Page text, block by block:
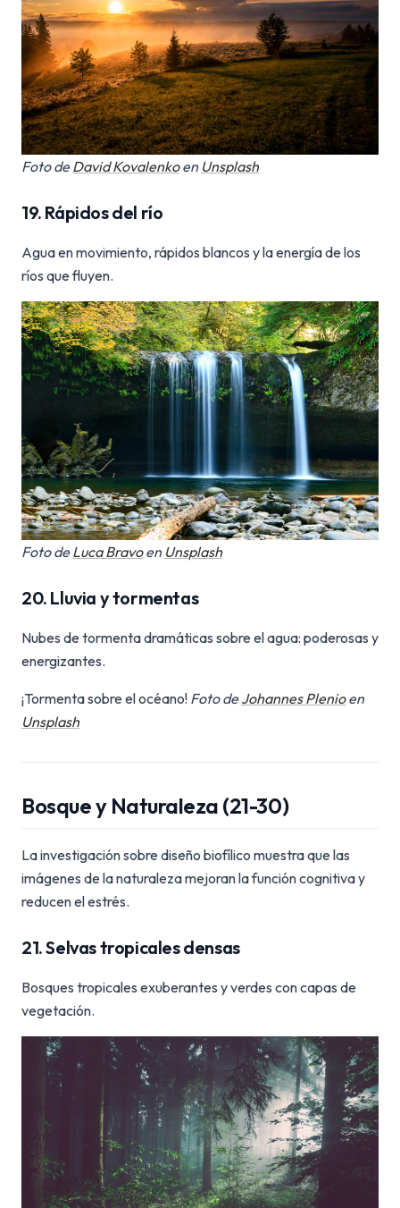
Foto deDavid Kovalenkoen Unsplash
19. Rápidos del río
Agua en movimiento, rápidos blancos y la energía de los
ríos que fluyen.
Foto deLuca Bravoen Unsplash
20. Lluvia y tormentas
Nubes de tormenta dramáticas sobre el agua: poderosas y
energizantes.
¡Tormenta sobre el océano! Foto deJohannes Plenioen
Unsplash
Bosque y Naturaleza (21-30)
La investigación sobre diseño biofílico muestra que las
imágenes de la naturaleza mejoran la función cognitiva y
reducen el estrés.
21. Selvas tropicales densas
Bosques tropicales exuberantes y verdes con capas de
vegetación.